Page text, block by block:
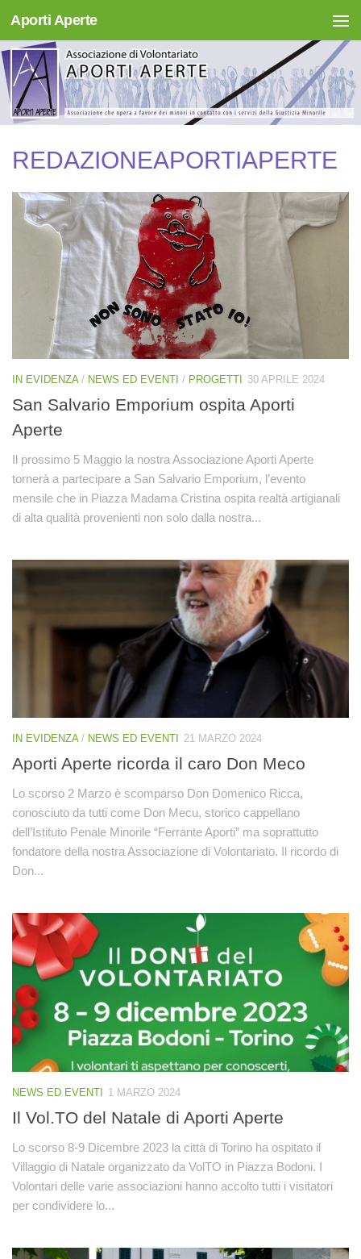
Salta al contenuto
Aporti Aperte
REDAZIONEAPORTIAPERTE
IN EVIDENZA / NEWS ED EVENTI / PROGETTI 30 APRILE 2024
San Salvario Emporium ospita Aporti
Aperte
Il prossimo 5 Maggio la nostra Associazione Aporti Aperte
tornerà a partecipare a San Salvario Emporium, l’evento
mensile che in Piazza Madama Cristina ospita realtà artigianali
di alta qualità provenienti non solo dalla nostra...
IN EVIDENZA/ NEWS ED EVENTI 21 MARZO 2024
Aporti Aperte ricorda il caro Don Meco
Lo scorso 2 Marzo è scomparso Don Domenico Ricca,
conosciuto da tutti come Don Mecu, storico cappellano
dell’Istituto Penale Minorile “Ferrante Aporti” ma soprattutto
fondatore della nostra Associazione di Volontariato. Il ricordo di
Don...
NEWS ED EVENTI 1 MARZO 2024
Il Vol.TO del Natale di Aporti Aperte
Lo scorso 8-9 Dicembre 2023 la città di Torino ha ospitato il
Villaggio di Natale organizzato da VolTO in Piazza Bodoni. I
Volontari delle varie associazioni hanno accolto tutti i visitatori
per condividere lo...